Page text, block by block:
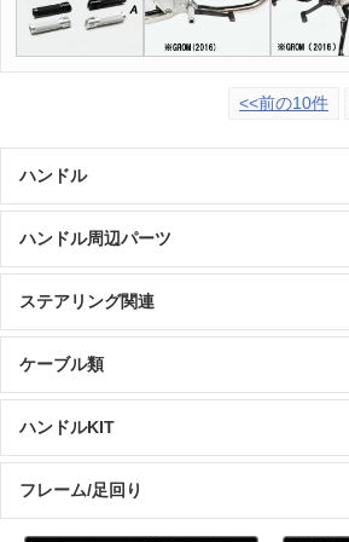
<<前の10件
ハンドル
ハンドル周辺パーツ
ステアリング関連
ケーブル類
ハンドルKIT
フレーム/足回り